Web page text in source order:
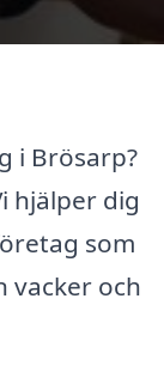
i Brösarp?
hjälper dig
som
vacker och